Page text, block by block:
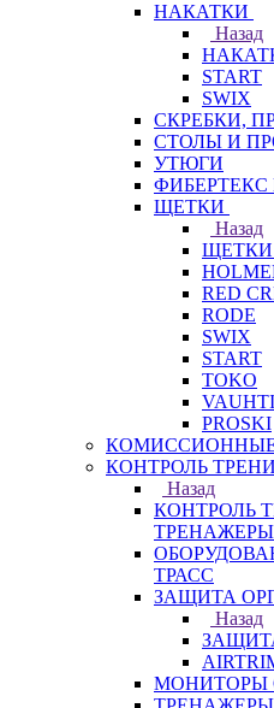
НАКАТКИ
Назад
START
SWIX
СКРЕБКИ,
СТОЛЫ И
УТЮГИ
ФИБЕРТЕКС
ЩЕТКИ
Назад
ЩЕТКИ
RED
RODE
SWIX
START
TOKO
VAUHTI
PROSKI
КОНТРОЛЬ
Назад
КОНТРОЛЬ
ТРЕНАЖЕРЫ
ТРАСС
ЗАЩИТА
Назад
МОНИТОРЫ